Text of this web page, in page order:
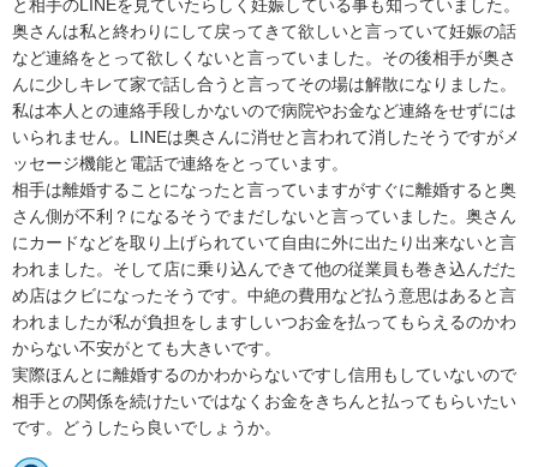
と相手のLINEを見ていたらしく妊娠している事も知っていました。
奥さんは私と終わりにして戻ってきて欲しいと言っていて妊娠の話
など連絡をとって欲しくないと言っていました。その後相手が奥さ
んに少しキレて家で話し合うと言ってその場は解散になりました。
私は本人との連絡手段しかないので病院やお金など連絡をせずには
いられません。LINEは奥さんに消せと言われて消したそうですがメ
ッセージ機能と電話で連絡をとっています。
相手は離婚することになったと言っていますがすぐに離婚すると奥
さん側が不利？になるそうでまだしないと言っていました。奥さん
にカードなどを取り上げられていて自由に外に出たり出来ないと言
われました。そして店に乗り込んできて他の従業員も巻き込んだた
め店はクビになったそうです。中絶の費用など払う意思はあると言
われましたが私が負担をしますしいつお金を払ってもらえるのかわ
からない不安がとても大きいです。
実際ほんとに離婚するのかわからないですし信用もしていないので
相手との関係を続けたいではなくお金をきちんと払ってもらいたい
です。どうしたら良いでしょうか。